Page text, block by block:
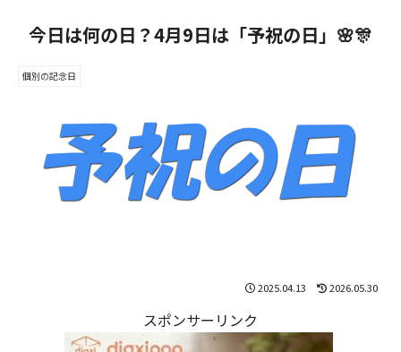
今日は何の日？4月9日は「予祝の日」🌸🎊
個別の記念日
2025.04.13 2026.05.30
スポンサーリンク